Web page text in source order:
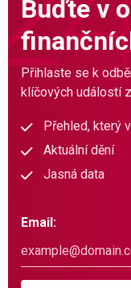
Buďte v
Přihlaste se k
klíčových událostí
Přehled, který
Aktuální dění
Jasná data
Email: